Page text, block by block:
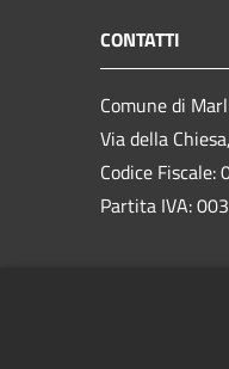
CONTATTI
Comune di
Via della
Codice
Partita IVA: